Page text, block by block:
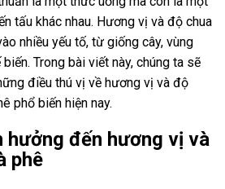
tấu khác nhau. Hương vị và độ chua
nhiều yếu tố, từ giống cây, vùng
Trong bài viết này, chúng ta sẽ
điều thú vị về hương vị và độ
phổ biến hiện nay.
hưởng đến hương vị và
phê